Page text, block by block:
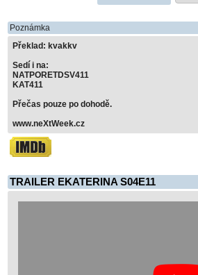
Poznámka
Překlad: kvakkv
Sedí i na:
NATPORETDSV411
KAT411
Přečas pouze po dohodě.
www.neXtWeek.cz
TRAILER EKATERINA S04E11